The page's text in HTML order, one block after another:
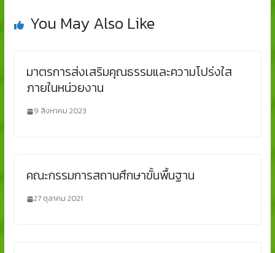
You May Also Like
มาตรการส่งเสริมคุณธรรมและความโปร่งใส
ภายในหน่วยงาน
9 สิงหาคม 2023
คณะกรรมการสถานศึกษาขั้นพื้นฐาน
27 ตุลาคม 2021